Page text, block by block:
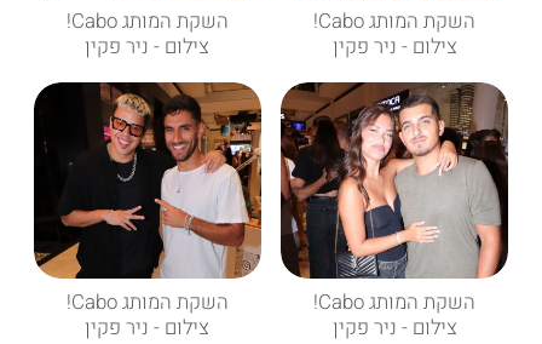
השקת המותג Cabo!
צילום - ניר פקין
השקת המותג Cabo!
צילום - ניר פקין
השקת המותג Cabo!
צילום - ניר פקין
השקת המותג Cabo!
צילום - ניר פקין